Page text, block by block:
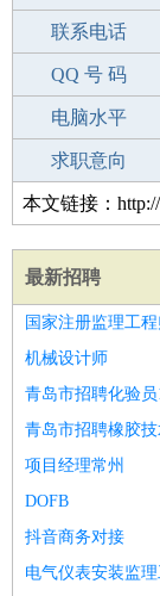
期望月薪
联系电话
手机号码
QQ 号 码
微信号码
电脑水平
外语水平
求职意向
本文链接：
最新招聘
国家注册监理工程
机械设计师
青岛市招聘化验员
青岛市招聘橡胶
项目经理常州
DOFB
抖音商务对接
电气仪表安装监